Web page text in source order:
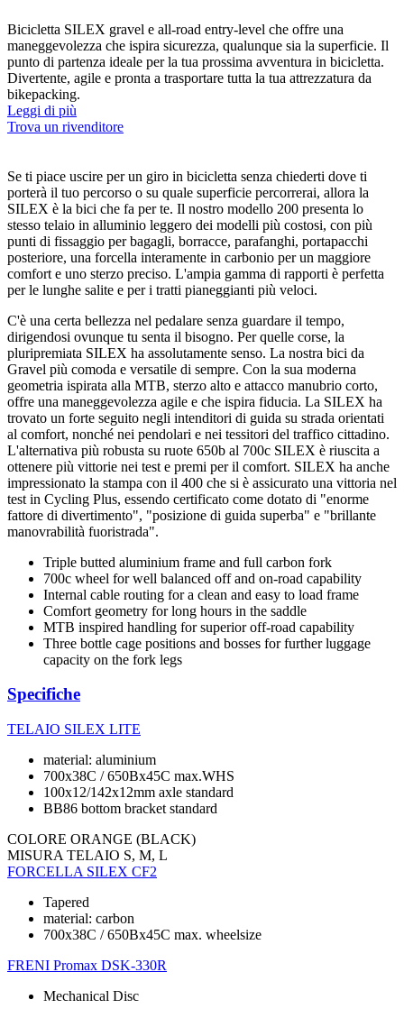
Bicicletta SILEX gravel e all-road entry-level che offre una
maneggevolezza che ispira sicurezza, qualunque sia la superficie. Il
punto di partenza ideale per la tua prossima avventura in bicicletta.
Divertente, agile e pronta a trasportare tutta la tua attrezzatura da
bikepacking.
Leggi di più
Trova un rivenditore
Se ti piace uscire per un giro in bicicletta senza chiederti dove ti
porterà il tuo percorso o su quale superficie percorrerai, allora la
SILEX è la bici che fa per te. Il nostro modello 200 presenta lo
stesso telaio in alluminio leggero dei modelli più costosi, con più
punti di fissaggio per bagagli, borracce, parafanghi, portapacchi
posteriore, una forcella interamente in carbonio per un maggiore
comfort e uno sterzo preciso. L'ampia gamma di rapporti è perfetta
per le lunghe salite e per i tratti pianeggianti più veloci.
C'è una certa bellezza nel pedalare senza guardare il tempo,
dirigendosi ovunque tu senta il bisogno. Per quelle corse, la
pluripremiata SILEX ha assolutamente senso. La nostra bici da
Gravel più comoda e versatile di sempre. Con la sua moderna
geometria ispirata alla MTB, sterzo alto e attacco manubrio corto,
offre una maneggevolezza agile e che ispira fiducia. La SILEX ha
trovato un forte seguito negli intenditori di guida su strada orientati
al comfort, nonché nei pendolari e nei tessitori del traffico cittadino.
L'alternativa più robusta su ruote 650b al 700c SILEX è riuscita a
ottenere più vittorie nei test e premi per il comfort. SILEX ha anche
impressionato la stampa con il 400 che si è assicurato una vittoria nel
test in Cycling Plus, essendo certificato come dotato di "enorme
fattore di divertimento", "posizione di guida superba" e "brillante
manovrabilità fuoristrada".
Triple butted aluminium frame and full carbon fork
700c wheel for well balanced off and on-road capability
Internal cable routing for a clean and easy to load frame
Comfort geometry for long hours in the saddle
MTB inspired handling for superior off-road capability
Three bottle cage positions and bosses for further luggage
capacity on the fork legs
Specifiche
TELAIO SILEX LITE
material: aluminium
700x38C / 650Bx45C max.WHS
100x12/142x12mm axle standard
BB86 bottom bracket standard
COLORE ORANGE (BLACK)
MISURA TELAIO S, M, L
FORCELLA SILEX CF2
Tapered
material: carbon
700x38C / 650Bx45C max. wheelsize
FRENI Promax DSK-330R
Mechanical Disc